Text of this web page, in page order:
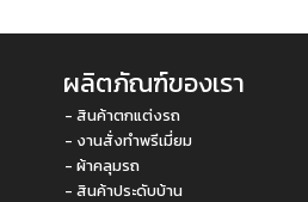
ผลิตภัณฑ์ของเรา
- สินค้าตกแต่งรถ
- งานสั่งทำพรีเมี่ยม
- ผ้าคลุมรถ
- สินค้าประดับบ้าน